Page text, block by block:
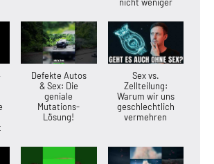
Defekte Autos
& Sex: Die
geniale
Mutations-
Lösung!
Sex vs.
Zellteilung:
Warum wir uns
geschlechtlich
vermehren